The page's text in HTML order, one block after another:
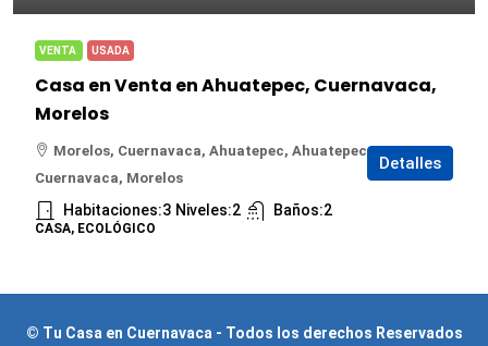
VENTA USADA
Casa en Venta en Ahuatepec, Cuernavaca,
Morelos
Morelos, Cuernavaca, Ahuatepec, Ahuatepec,
Cuernavaca, Morelos
Habitaciones:3 Niveles:2 Baños:2
CASA, ECOLÓGICO
Detalles
© Tu Casa en Cuernavaca - Todos los derechos Reservados